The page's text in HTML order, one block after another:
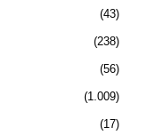
43
238
56
1.009
17